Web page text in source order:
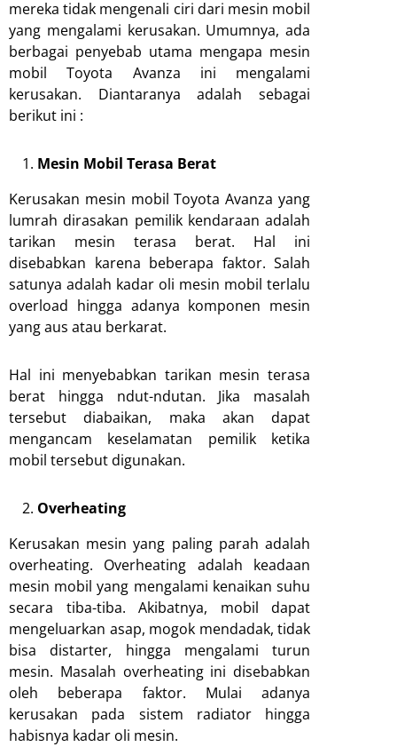
mereka tidak mengenali ciri dari mesin mobil
yang mengalami kerusakan. Umumnya, ada
berbagai penyebab utama mengapa mesin
mobil Toyota Avanza ini mengalami
kerusakan. Diantaranya adalah sebagai
berikut ini :
Mesin Mobil Terasa Berat
Kerusakan mesin mobil Toyota Avanza yang
lumrah dirasakan pemilik kendaraan adalah
tarikan mesin terasa berat. Hal ini
disebabkan karena beberapa faktor. Salah
satunya adalah kadar oli mesin mobil terlalu
overload hingga adanya komponen mesin
yang aus atau berkarat.
Hal ini menyebabkan tarikan mesin terasa
berat hingga ndut-ndutan. Jika masalah
tersebut diabaikan, maka akan dapat
mengancam keselamatan pemilik ketika
mobil tersebut digunakan.
Overheating
Kerusakan mesin yang paling parah adalah
overheating. Overheating adalah keadaan
mesin mobil yang mengalami kenaikan suhu
secara tiba-tiba. Akibatnya, mobil dapat
mengeluarkan asap, mogok mendadak, tidak
bisa distarter, hingga mengalami turun
mesin. Masalah overheating ini disebabkan
oleh beberapa faktor. Mulai adanya
kerusakan pada sistem radiator hingga
habisnya kadar oli mesin.